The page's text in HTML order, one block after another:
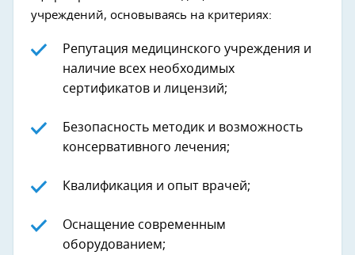
учреждений, основываясь на критериях:
Репутация медицинского учреждения и
наличие всех необходимых
сертификатов и лицензий;
Безопасность методик и возможность
консервативного лечения;
Квалификация и опыт врачей;
Оснащение современным
оборудованием;